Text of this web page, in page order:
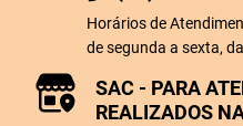
Horários de
de segunda a sexta,
SAC - PARA
REALIZADOS